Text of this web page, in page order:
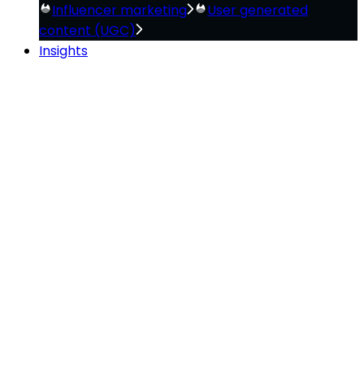
Influencer marketing
User generated
content (UGC)
Insights